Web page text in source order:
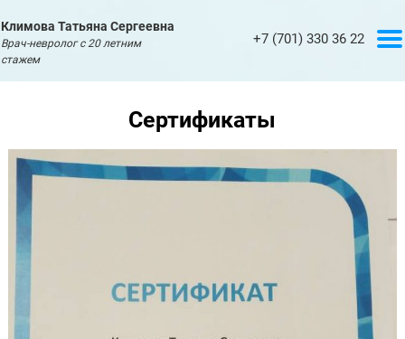
Климова Татьяна Сергеевна
Врач-невролог с 20 летним
стажем
+7 (701) 330 36 22
Главная
мне
Сертификаты
Статьи
Сертификаты